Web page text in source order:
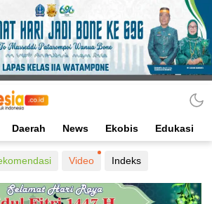
Daerah News Ekobis Edukasi
Video Indeks